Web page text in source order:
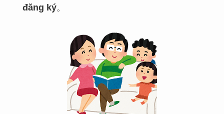
đăng ký。